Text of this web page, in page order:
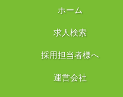
ホーム
求人検索
採用担当者様へ
運営会社